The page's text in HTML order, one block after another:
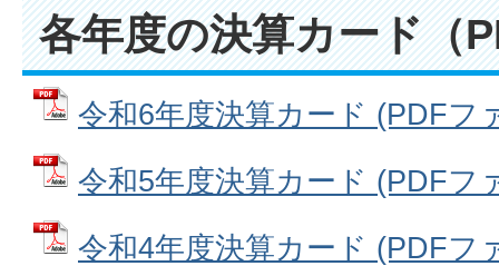
各年度の決算カード（
令和6年度決算カード (PDFフ
令和5年度決算カード (PDFフ
令和4年度決算カード (PDFフ